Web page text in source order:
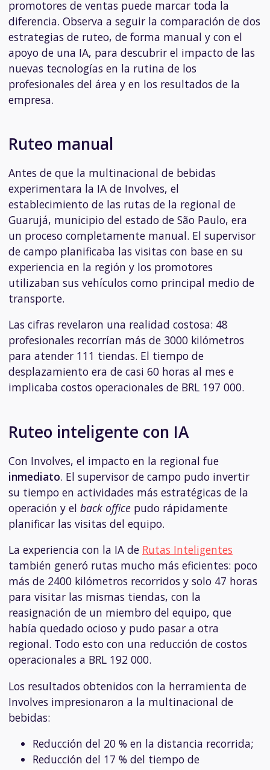
promotores de ventas puede marcar toda la
diferencia. Observa a seguir la comparación de dos
estrategias de ruteo, de forma manual y con el
apoyo de una IA, para descubrir el impacto de las
nuevas tecnologías en la rutina de los
profesionales del área y en los resultados de la
empresa.
Ruteo manual
Antes de que la multinacional de bebidas
experimentara la IA de Involves, el
establecimiento de las rutas de la regional de
Guarujá, municipio del estado de São Paulo, era
un proceso completamente manual. El supervisor
de campo planificaba las visitas con base en su
experiencia en la región y los promotores
utilizaban sus vehículos como principal medio de
transporte.
Las cifras revelaron una realidad costosa: 48
profesionales recorrían más de 3000 kilómetros
para atender 111 tiendas. El tiempo de
desplazamiento era de casi 60 horas al mes e
implicaba costos operacionales de BRL 197 000.
Ruteo inteligente con IA
Con Involves, el impacto en la regional fue
inmediato. El supervisor de campo pudo invertir
su tiempo en actividades más estratégicas de la
operación y el back office pudo rápidamente
planificar las visitas del equipo.
La experiencia con la IA de Rutas Inteligentes
también generó rutas mucho más eficientes: poco
más de 2400 kilómetros recorridos y solo 47 horas
para visitar las mismas tiendas, con la
reasignación de un miembro del equipo, que
había quedado ocioso y pudo pasar a otra
regional. Todo esto con una reducción de costos
operacionales a BRL 192 000.
Los resultados obtenidos con la herramienta de
Involves impresionaron a la multinacional de
bebidas:
Reducción del 20 % en la distancia recorrida;
Reducción del 17 % del tiempo de